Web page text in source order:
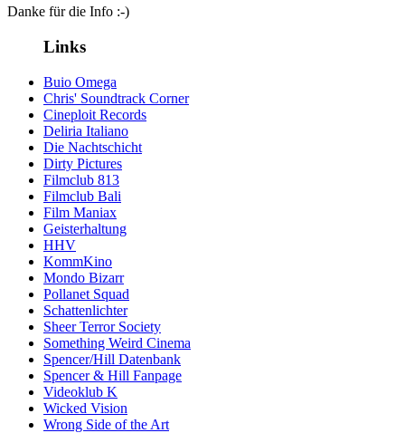
Danke für die Info :-)
Links
Buio Omega
Chris' Soundtrack Corner
Cineploit Records
Deliria Italiano
Die Nachtschicht
Dirty Pictures
Filmclub 813
Filmclub Bali
Film Maniax
Geisterhaltung
HHV
KommKino
Mondo Bizarr
Pollanet Squad
Schattenlichter
Sheer Terror Society
Something Weird Cinema
Spencer/Hill Datenbank
Spencer & Hill Fanpage
Videoklub K
Wicked Vision
Wrong Side of the Art